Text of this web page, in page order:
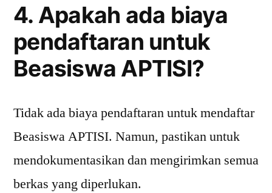
4. Apakah ada biaya
pendaftaran untuk
Beasiswa APTISI?
Tidak ada biaya pendaftaran untuk mendaftar
Beasiswa APTISI. Namun, pastikan untuk
mendokumentasikan dan mengirimkan semua
berkas yang diperlukan.